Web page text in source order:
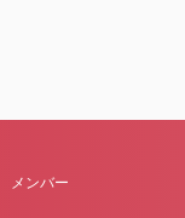
メンバー